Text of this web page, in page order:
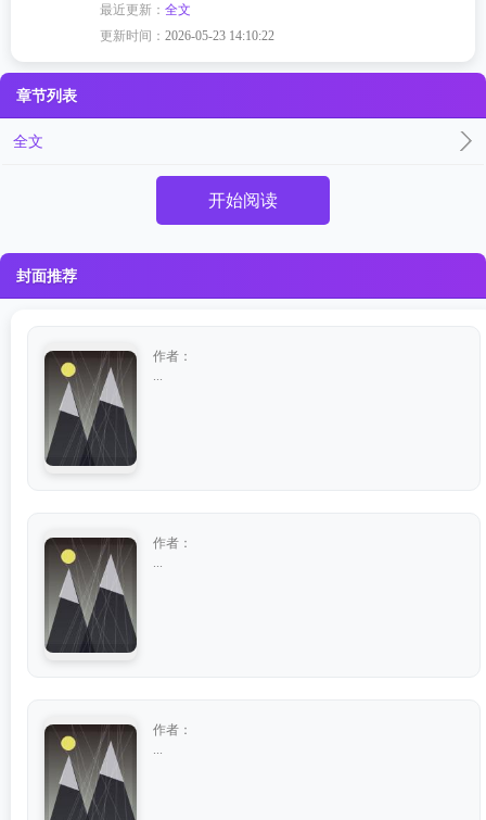
最近更新：全文
更新时间：2026-05-23 14:10:22
章节列表
全文
开始阅读
封面推荐
作者：
作者：
作者：